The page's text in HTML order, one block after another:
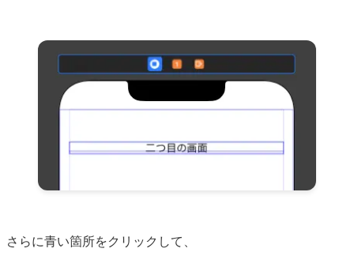
さらに青い箇所をクリックして、